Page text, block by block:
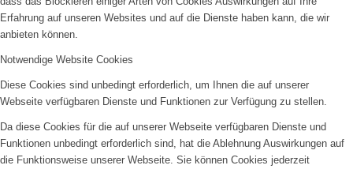
Erfahrung auf unseren Websites und auf die Dienste haben kann, die wir
anbieten können.
Notwendige Website Cookies
Diese Cookies sind unbedingt erforderlich, um Ihnen die auf unserer
Webseite verfügbaren Dienste und Funktionen zur Verfügung zu stellen.
Da diese Cookies für die auf unserer Webseite verfügbaren Dienste und
Funktionen unbedingt erforderlich sind, hat die Ablehnung Auswirkungen auf
die Funktionsweise unserer Webseite. Sie können Cookies jederzeit